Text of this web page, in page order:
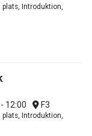
plats, Introduktion,
12:00 F3
plats, Introduktion,